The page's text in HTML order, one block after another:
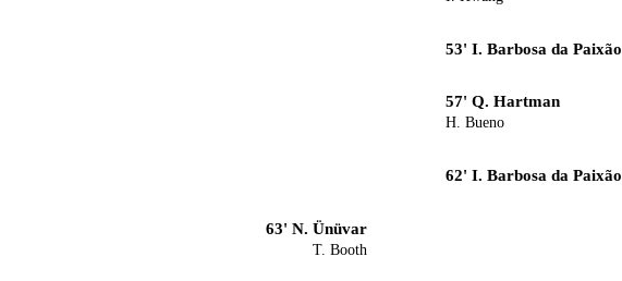
53' I. Barbosa da Paixão
57' Q. Hartman
H. Bueno
62' I. Barbosa da Paixão
63' N. Ünüvar
T. Booth